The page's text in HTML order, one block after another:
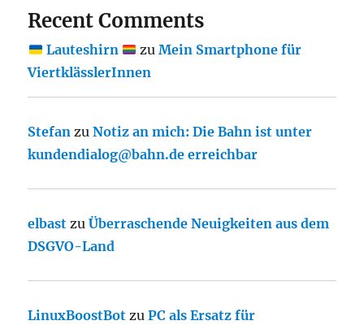
Recent Comments
Lauteshirn zu Mein Smartphone für
ViertklässlerInnen
Stefan zuNotiz an mich: Die Bahn ist unter
kundendialog@bahn.de erreichbar
elbast zuÜberraschende Neuigkeiten aus dem
DSGVO-Land
LinuxBoostBot zuPC als Ersatz für